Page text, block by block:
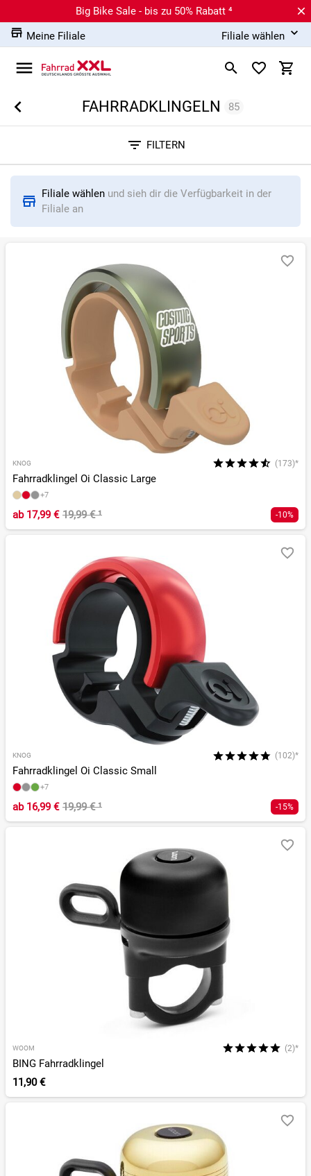
Big Bike Sale - bis zu 50% Rabatt ⁴
Meine Filiale
Filiale wählen
FAHRRADKLINGELN 85
FILTERN
Filiale wählen und sieh dir die Verfügbarkeit in der
Filiale an
KNOG (173)*
Fahrradklingel Oi Classic Large
+7
ab17,99 € 19,99 €¹ -10%
KNOG (102)*
Fahrradklingel Oi Classic Small
+7
ab16,99 € 19,99 €¹ -15%
WOOM (2)*
BING Fahrradklingel
11,90 €